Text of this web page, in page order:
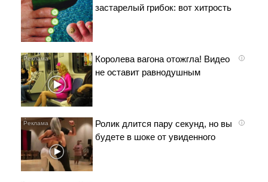
застарелый грибок: вот хитрость
i
Королева вагона отожгла! Видео
не оставит равнодушным
i
Ролик длится пару секунд, но вы
будете в шоке от увиденного